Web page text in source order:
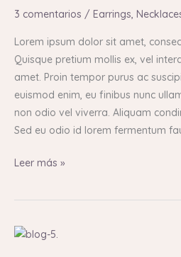
3 comentarios / Earrings,
Lorem ipsum dolor sit amet,
Quisque pretium mollis ex, vel
amet. Proin tempor purus ac
euismod enim, eu finibus nunc
non odio vel viverra. Aliquam
Sed eu odio id lorem fermentum
Wedding
Leer más »
Pantone